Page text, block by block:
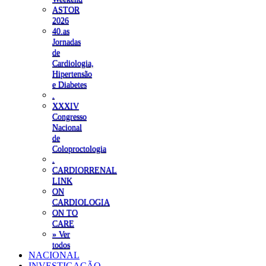
ASTOR
2026
40.as
Jornadas
de
Cardiologia,
Hipertensão
e Diabetes
XXXIV
Congresso
Nacional
de
Coloproctologia
CARDIORRENAL
LINK
ON
CARDIOLOGIA
ON TO
CARE
» Ver
todos
NACIONAL